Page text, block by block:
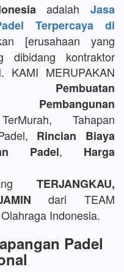
adalah Jasa
Terpercaya di
[erusahaan yang
dibidang kontraktor
KAMI MERUPAKAN
Pembuatan
Pembangunan
Tahapan
Rincian Biaya
Padel, Harga
TERJANGKAU,
dari TEAM
Indonesia.
Padel